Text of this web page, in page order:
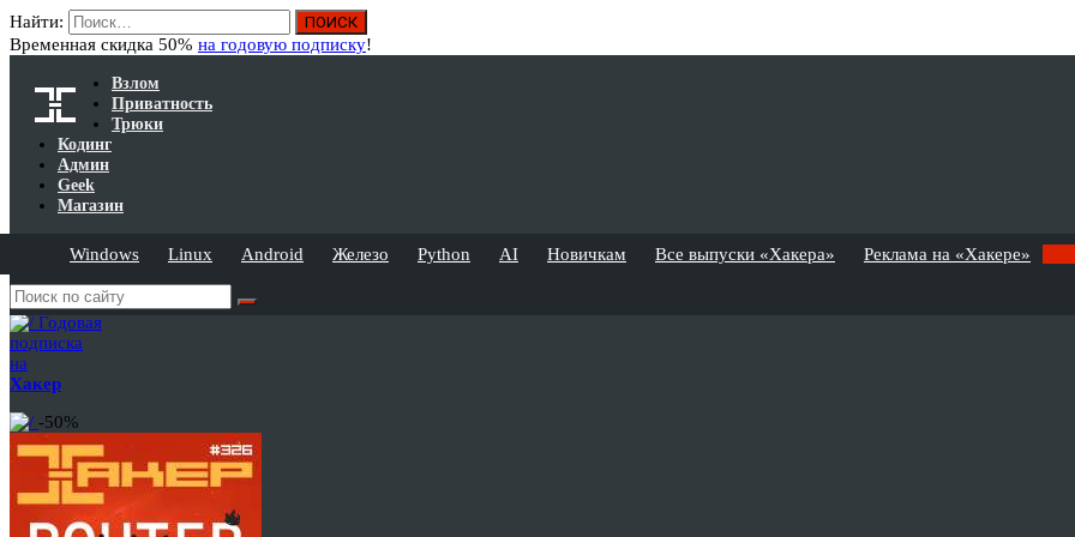
Найти:
Временная скидка 50% на годовую подписку!
Взлом
Приватность
Трюки
Кодинг
Админ
Geek
Магазин
Windows Linux Android Железо Python AI Новичкам Все выпуски «Хакера» Реклама на «Хакере»
Годовая
подписка
на
Хакер
-50%